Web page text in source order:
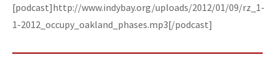
[podcast]http://www.indybay.org/uploads/2012/01/09/rz_1-
1-2012_occupy_oakland_phases.mp3[/podcast]